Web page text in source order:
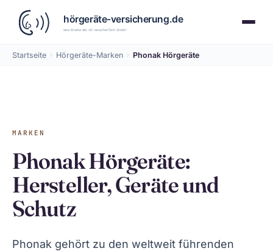
Startseite › Hörgeräte-Marken › Phonak Hörgeräte
MARKEN
Phonak Hörgeräte:
Hersteller, Geräte und
Schutz
Phonak gehört zu den weltweit führenden